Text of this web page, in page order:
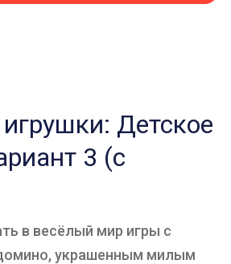
Детское
3 (с
в весёлый мир игры с
украшенным милым